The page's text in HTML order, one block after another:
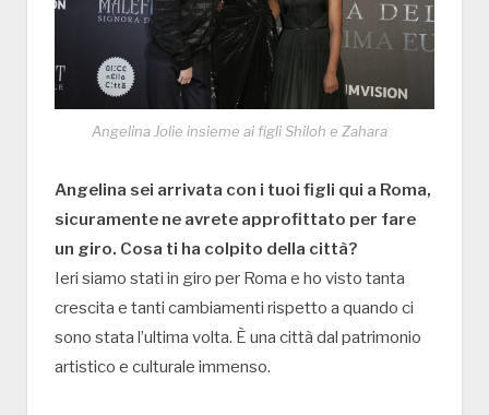
Angelina Jolie insieme ai figli Shiloh e Zahara
Angelina sei arrivata con i tuoi figli qui a Roma,
sicuramente ne avrete approfittato per fare
un giro. Cosa ti ha colpito della città?
Ieri siamo stati in giro per Roma e ho visto tanta
crescita e tanti cambiamenti rispetto a quando ci
sono stata l’ultima volta. È una città dal patrimonio
artistico e culturale immenso.